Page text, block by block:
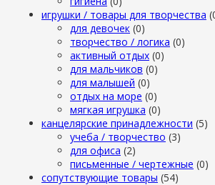
игрушки / товары для творчества
для девочек (0)
творчество / логика (0)
активный отдых (0)
для мальчиков (0)
для малышей (0)
отдых на море (0)
мягкая игрушка (0)
канцелярские принадлежности (5)
учеба / творчество (3)
для офиса (2)
письменные / чертежные (0)
сопутствующие товары (54)